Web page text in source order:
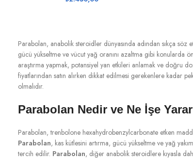
Parabolan, anabolik steroidler dünyasında adından sıkça
gücü yükseltme ve vücut yağ oranını azaltma gibi konularda
araştırma yapmak, potansiyel yan etkileri anlamak ve doğru
fiyatlarından satın alırken dikkat edilmesi gerekenlere kadar
olmalıdır.
Parabolan Nedir ve Ne İşe
Parabolan, trenbolone hexahydrobenzylcarbonate etken
Parabolan, kas kütlesini artırma, gücü yükseltme ve yağ
tercih edilir. Parabolan, diğer anabolik steroidlere kıyasla